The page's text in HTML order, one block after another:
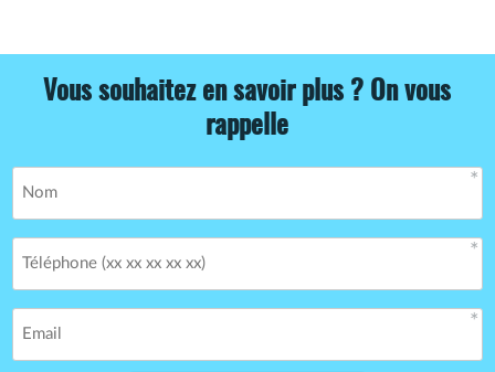
Vous souhaitez en savoir plus ? On vous
rappelle